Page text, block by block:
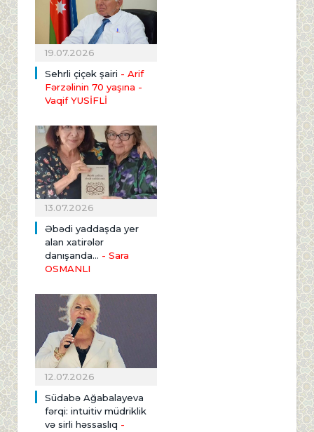
19.07.2026
Sehrli çiçək şairi - Arif
Fərzəlinin 70 yaşına -
Vaqif YUSİFLİ
13.07.2026
Əbədi yaddaşda yer
alan xatirələr
danışanda... - Sara
OSMANLI
12.07.2026
Südabə Ağabalayeva
fərqi: intuitiv müdriklik
və sirli həssaslıq -